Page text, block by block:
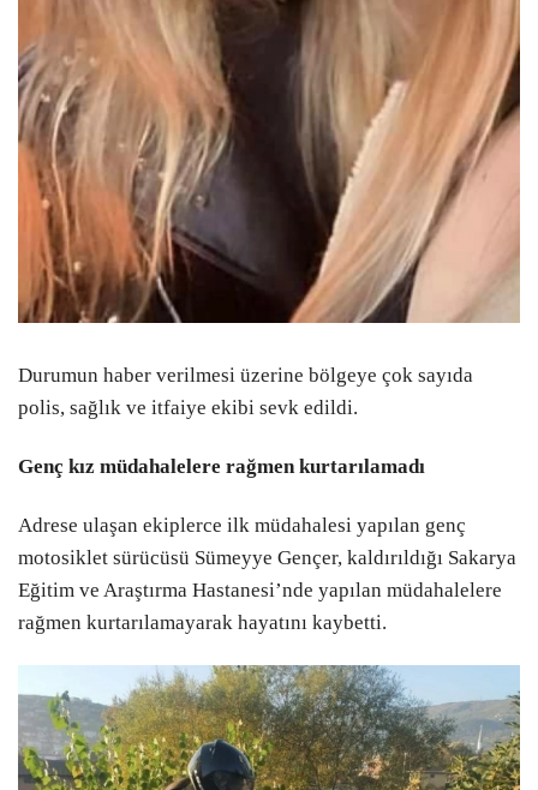
Durumun haber verilmesi üzerine bölgeye çok sayıda
polis, sağlık ve itfaiye ekibi sevk edildi.
Genç kız müdahalelere rağmen kurtarılamadı
Adrese ulaşan ekiplerce ilk müdahalesi yapılan genç
motosiklet sürücüsü Sümeyye Gençer, kaldırıldığı Sakarya
Eğitim ve Araştırma Hastanesi’nde yapılan müdahalelere
rağmen kurtarılamayarak hayatını kaybetti.